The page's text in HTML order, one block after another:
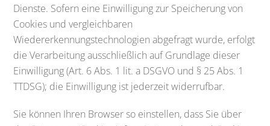
Dienste. Sofern eine Einwilligung zur Speicherung von
Cookies und vergleichbaren
Wiedererkennungstechnologien abgefragt wurde, erfolgt
die Verarbeitung ausschließlich auf Grundlage dieser
Einwilligung (Art. 6 Abs. 1 lit. a DSGVO und § 25 Abs. 1
TTDSG); die Einwilligung ist jederzeit widerrufbar.
Sie können Ihren Browser so einstellen, dass Sie über